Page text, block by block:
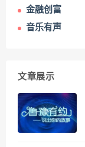
金融创富
音乐有声
文章展示